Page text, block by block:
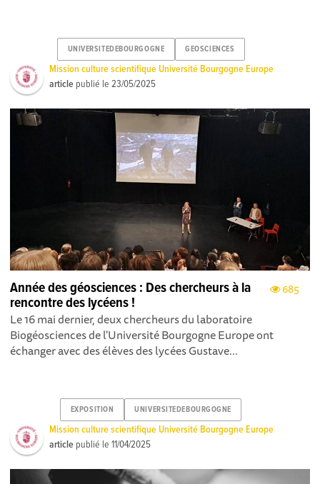
UNIVERSITEDEBOURGOGNE GEOSCIENCES
Mission culture scientifique Université Bourgogne Europe
article publié le23/05/2025
685
Année des géosciences : Des chercheurs à la
rencontre des lycéens !
Le 16 mai dernier, deux chercheurs du laboratoire
Biogéosciences de l'Université Bourgogne Europe ont
échanger avec des élèves des lycées Gustave...
EXPOSITION UNIVERSITEDEBOURGOGNE
Mission culture scientifique Université Bourgogne Europe
article publié le11/04/2025